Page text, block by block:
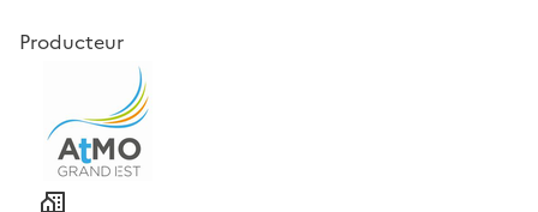
Producteur